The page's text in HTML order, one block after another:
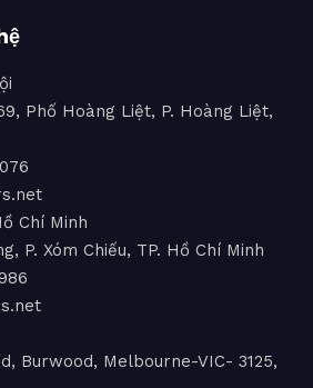
Phố Hoàng Liệt, P. Hoàng Liệt,
Chí Minh
P. Xóm Chiếu, TP. Hồ Chí Minh
Burwood, Melbourne-VIC- 3125,